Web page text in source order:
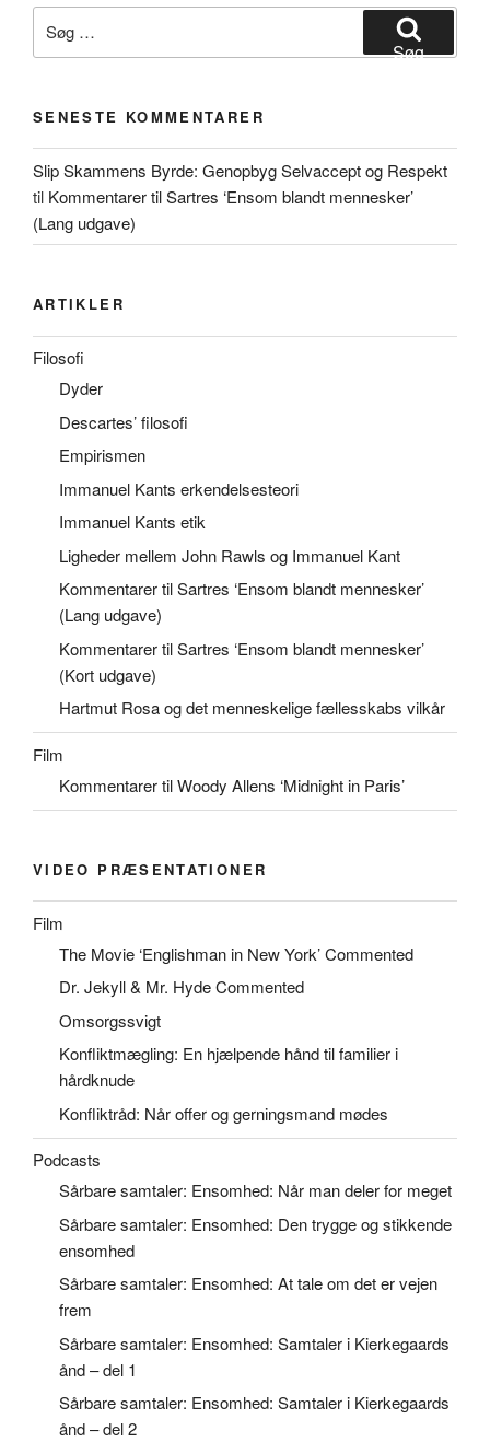
efter:
Søg
SENESTE KOMMENTARER
Slip Skammens Byrde: Genopbyg Selvaccept og Respekt
til Kommentarer til Sartres ‘Ensom blandt mennesker’
(Lang udgave)
ARTIKLER
Filosofi
Dyder
Descartes’ filosofi
Empirismen
Immanuel Kants erkendelsesteori
Immanuel Kants etik
Ligheder mellem John Rawls og Immanuel Kant
Kommentarer til Sartres ‘Ensom blandt mennesker’
(Lang udgave)
Kommentarer til Sartres ‘Ensom blandt mennesker’
(Kort udgave)
Hartmut Rosa og det menneskelige fællesskabs vilkår
Film
Kommentarer til Woody Allens ‘Midnight in Paris’
VIDEO PRÆSENTATIONER
Film
The Movie ‘Englishman in New York’ Commented
Dr. Jekyll & Mr. Hyde Commented
Omsorgssvigt
Konfliktmægling: En hjælpende hånd til familier i
hårdknude
Konfliktråd: Når offer og gerningsmand mødes
Podcasts
Sårbare samtaler: Ensomhed: Når man deler for meget
Sårbare samtaler: Ensomhed: Den trygge og stikkende
ensomhed
Sårbare samtaler: Ensomhed: At tale om det er vejen
frem
Sårbare samtaler: Ensomhed: Samtaler i Kierkegaards
ånd – del 1
Sårbare samtaler: Ensomhed: Samtaler i Kierkegaards
ånd – del 2